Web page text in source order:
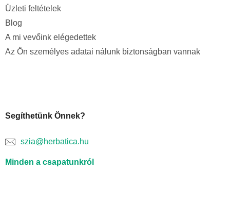
Üzleti feltételek
Blog
A mi vevőink elégedettek
Az Ön személyes adatai nálunk biztonságban vannak
Segíthetünk Önnek?
szia@herbatica.hu
Minden a csapatunkról